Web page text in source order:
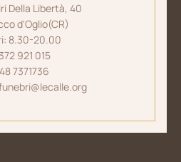
Della Libertà, 40
d'Oglio(CR)
8.30-20.00
921 015
7371736